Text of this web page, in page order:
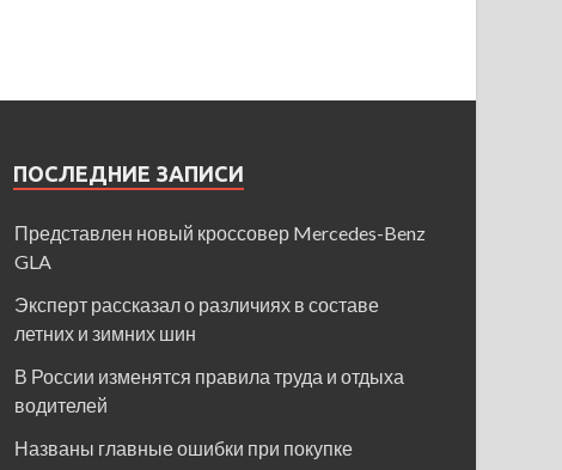
ПОСЛЕДНИЕ ЗАПИСИ
Представлен новый кроссовер Mercedes-Benz
GLA
Эксперт рассказал о различиях в составе
летних и зимних шин
В России изменятся правила труда и отдыха
водителей
Названы главные ошибки при покупке